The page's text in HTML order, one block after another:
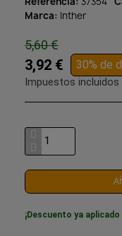
Marca Inther
5,60 €
3,92 € 30% de
Impuestos incluidos
¡Descuento ya